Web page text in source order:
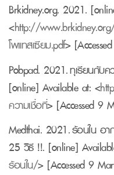
Brkidney.org. 2021.
<http://
โพแทสเซียม.pdf>
Pobpad. 2021. ทุเรียนกับค
[online] Available at: <
ความเชื่อที่> [Accessed 9
Medthai. 2021. ร้อนใน อา
25 วิธี !!. [online]
ร้อนใน/> [Accessed 9